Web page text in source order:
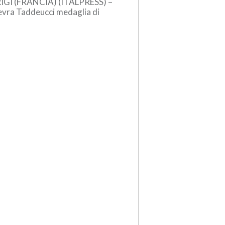
Taddeucci medaglia di